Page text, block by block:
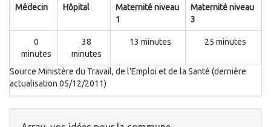
Médecin Hôpital
Maternité niveau
1
Maternité niveau
3
0
minutes
38
minutes
13 minutes 25 minutes
Source Ministère du Travail, de l'Emploi et de la Santé (dernière
actualisation 05/12/2011)